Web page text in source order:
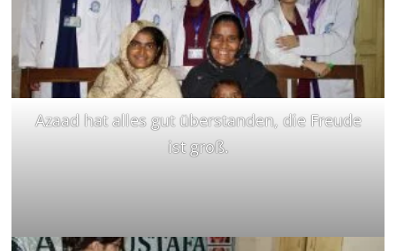
Azaad hat alles gut überstanden, die Freude
ist groß.